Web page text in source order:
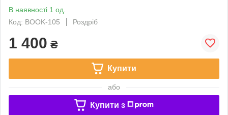
В наявності 1 од.
Код: BOOK-105
Роздріб
1 400 ₴
Купити
або
Купити з